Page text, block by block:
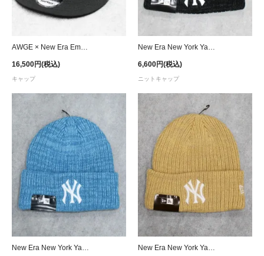
16,500円(税込)
キャップ
6,600円(税込)
ニットキャップ